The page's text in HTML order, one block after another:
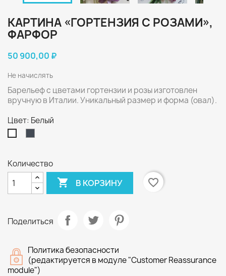
КАРТИНА «ГОРТЕНЗИЯ С РОЗАМИ»,
ФАРФОР
50 900,00 ₽
Не начислять
Барельеф с цветами гортензии и розы изготовлен
вручную в Италии. Уникальный размер и форма (овал).
Цвет: Белый
Количество
 В КОРЗИНУ favorite_border
Поделиться
Политика безопасности
(редактируется в модуле "Customer Reassurance
module")